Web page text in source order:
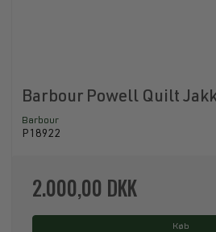
Barbour Powell Quilt
Barbour
P18922
2.000,00 DKK
Køb